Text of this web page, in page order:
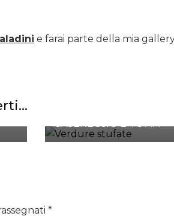
e farai parte della mia
DI
CASERECCIO E TOMA
*